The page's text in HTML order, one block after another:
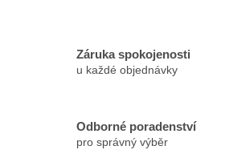
Záruka spokojenosti
u každé objednávky
Odborné poradenství
pro správný výběr